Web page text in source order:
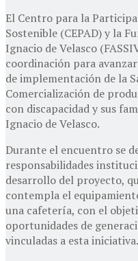
El Centro para la
Sostenible (CEPAD) y la
Ignacio de Velasco
coordinación para
de implementación de la
Comercialización de
con discapacidad y sus
Ignacio de Velasco.
Durante el encuentro se
responsabilidades
desarrollo del proyecto,
contempla el
una cafetería, con el
oportunidades de
vinculadas a esta iniciativa.